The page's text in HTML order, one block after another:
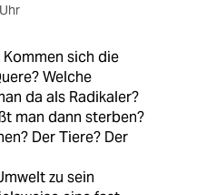
sich die
Welche
da als Radikaler?
man dann sterben?
Der Tiere? Der
zu sein